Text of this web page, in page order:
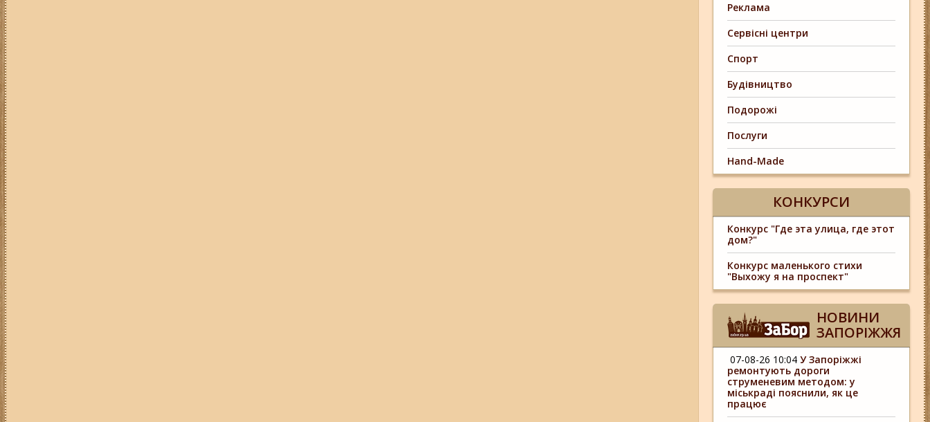
Реклама
Сервісні центри
Спорт
Будівництво
Подорожі
Послуги
Hand-Made
КОНКУРСИ
Конкурс "Где эта улица, где этот
дом?"
Конкурс маленького стихи
"Выхожу я на проспект"
НОВИНИ
ЗАПОРІЖЖЯ
07-08-26 10:04 У Запоріжжі
ремонтують дороги
струменевим методом: у
міськраді пояснили, як це
працює